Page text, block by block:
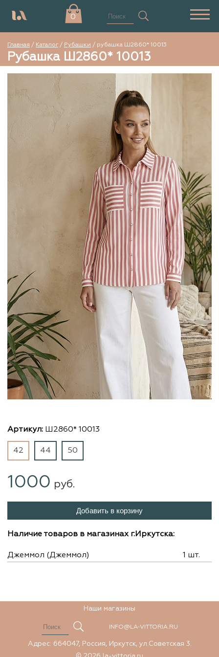
0
Главная / Каталог/ Рубашки / рубашка Ш2860* 10013
Рубашка Ш2860* 10013
Артикул: Ш2860* 10013
42 44 50
1000 руб.
Добавить в корзину
Наличие товаров в магазинах г.Иркутска:
Джеммол (Джеммол) 1 шт.
Наши магазины
INFO@LA-VITTORIA.RU
Адрес: 664047, Россия, Иркутск, ул.Советская 3.